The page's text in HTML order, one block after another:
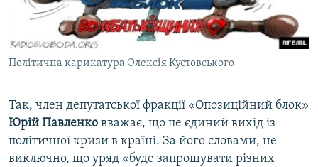
Політична карикатура Олексія Кустовського
Так, член депутатської фракції «Опозиційний блок»
Юрій Павленко вважає, що це єдиний вихід із
політичної кризи в країні. За його словами, не
виключно, що уряд «буде запрошувати різних